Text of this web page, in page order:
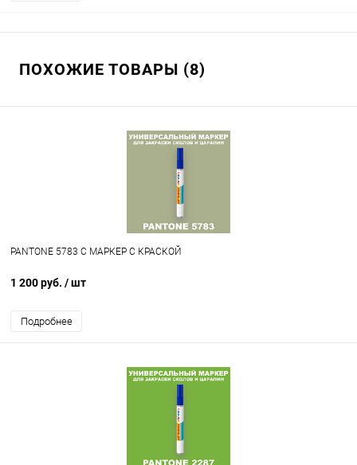
ПОХОЖИЕ ТОВАРЫ (8)
PANTONE 5783 C МАРКЕР С КРАСКОЙ
1 200 руб. / шт
Подробнее